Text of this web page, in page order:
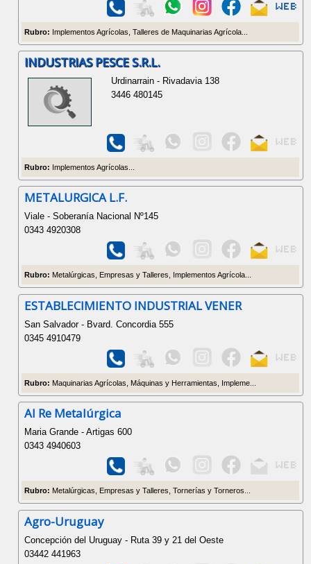
Rubro: Implementos Agrícolas, Talleres de Maquinarias Agrícola...
INDUSTRIAS PESCE S.R.L.
Urdinarrain - Rivadavia 138
3446 480145
Rubro: Implementos Agrícolas...
METALURGICA L.F.
Viale - Soberanía Nacional Nº145
0343 4920308
Rubro: Metalúrgicas, Empresas y Talleres, Implementos Agrícola...
ESTABLECIMIENTO INDUSTRIAL VENER
San Salvador - Bvard. Concordia 555
0345 4910479
Rubro: Maquinarias Agrícolas, Máquinas y Herramientas, Impleme...
Al Re Metalúrgica
Maria Grande - Artigas 600
0343 4940603
Rubro: Metalúrgicas, Empresas y Talleres, Tornerías y Torneros...
Agro-Uruguay
Concepción del Uruguay - Ruta 39 y 21 del Oeste
03442 441963